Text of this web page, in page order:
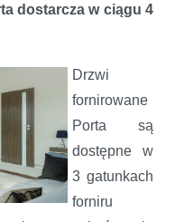
dostarcza w ciągu 4
Drzwi
fornirowane
Porta są
dostępne w
3 gatunkach
forniru